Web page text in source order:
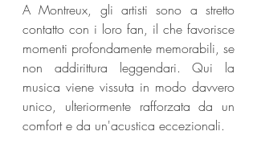
A Montreux, gli artisti sono a stretto
contatto con i loro fan, il che favorisce
momenti profondamente memorabili, se
non addirittura leggendari. Qui la
musica viene vissuta in modo davvero
unico, ulteriormente rafforzata da un
comfort e da un'acustica eccezionali.